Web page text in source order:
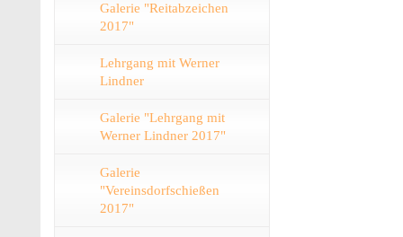
Galerie "Reitabzeichen
2017"
Lehrgang mit Werner
Lindner
Galerie "Lehrgang mit
Werner Lindner 2017"
Galerie
"Vereinsdorfschießen
2017"